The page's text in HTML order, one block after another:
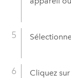
Cliquez sur